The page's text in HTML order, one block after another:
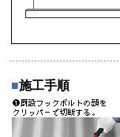
■施工手順